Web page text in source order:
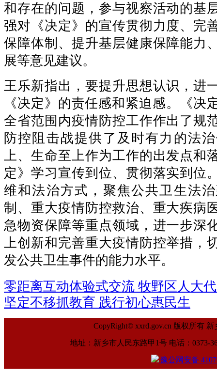
和存在的问题，参与视察活动的基
强对《决定》的宣传贯彻力度、完
保障体制、提升基层健康保障能力
展等意见建议。
王乐新指出，要提升思想认识，进
《决定》的责任感和紧迫感。《决
全省范围内疫情防控工作作出了规
防控阻击战提供了及时有力的法
上、生命至上作为工作的出发点和
定》学习宣传到位、贯彻落实到位
维和法治方式，聚焦公共卫生法
制、重大疫情防控救治、重大疾病
急物资保障等重点领域，进一步深
上创新和完善重大疫情防控举措，
发公共卫生事件的能力水平。
零距离互动体验式交流 牧野区人大
坚定不移抓教育 践行初心惠民生
CopyRight© xxrd.gov.cn 版权所有
地址：新乡市人民东路甲1号 电话：0373-
豫公网安备